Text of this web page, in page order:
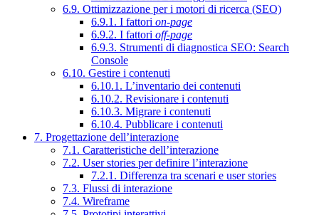
6.9. Ottimizzazione per i motori di ricerca (SEO)
6.9.1. I fattori on-page
6.9.2. I fattori off-page
6.9.3. Strumenti di diagnostica SEO: Search
Console
6.10. Gestire i contenuti
6.10.1. L’inventario dei contenuti
6.10.2. Revisionare i contenuti
6.10.3. Migrare i contenuti
6.10.4. Pubblicare i contenuti
7. Progettazione dell’interazione
7.1. Caratteristiche dell’interazione
7.2. User stories per definire l’interazione
7.2.1. Differenza tra scenari e user stories
7.3. Flussi di interazione
7.4. Wireframe